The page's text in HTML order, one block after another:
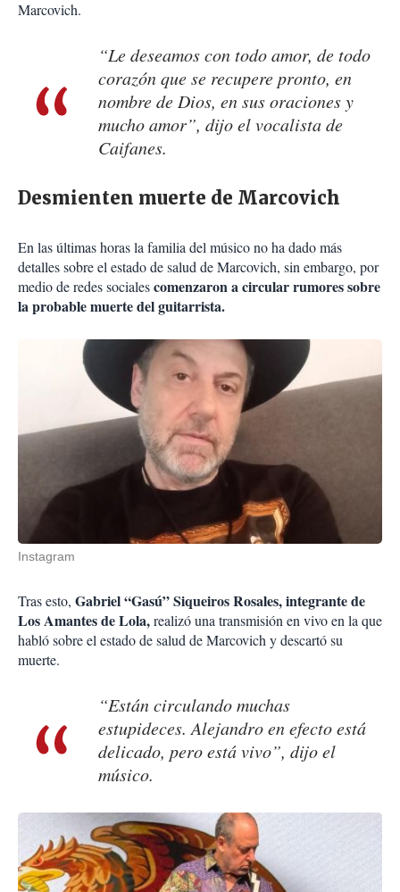
Marcovich.
“Le deseamos con todo amor, de todo
corazón que se recupere pronto, en
nombre de Dios, en sus oraciones y
mucho amor”, dijo el vocalista de
Caifanes.
Desmienten muerte de Marcovich
En las últimas horas la familia del músico no ha dado más
detalles sobre el estado de salud de Marcovich, sin embargo, por
medio de redes socialescomenzaron a circular rumores sobre
la probable muerte del guitarrista.
Instagram
Tras esto, Gabriel “Gasú” Siqueiros Rosales, integrante de
Los Amantes de Lola,realizó una transmisión en vivo en la que
habló sobre el estado de salud de Marcovich y descartó su
muerte.
“Están circulando muchas
estupideces. Alejandro en efecto está
delicado, pero está vivo”, dijo el
músico.